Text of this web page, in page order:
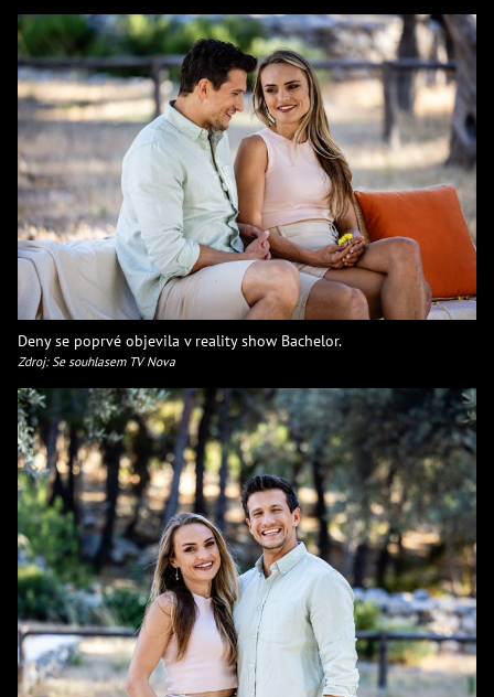
Deny se poprvé objevila v reality show Bachelor.
Zdroj: Se souhlasem TV Nova